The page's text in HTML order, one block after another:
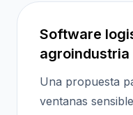
Software
agroindustria
Una propuesta
ventanas